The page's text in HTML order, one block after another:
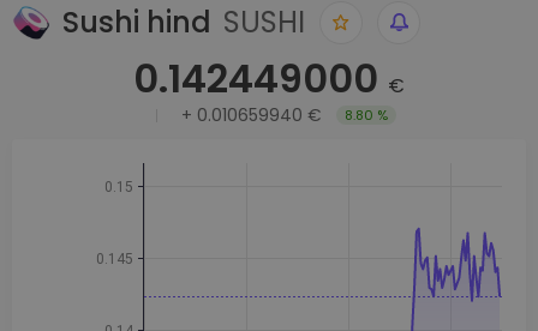
Sushi hind SUSHI
0.142449000 €
+ 0.010659940 € 8.80 %